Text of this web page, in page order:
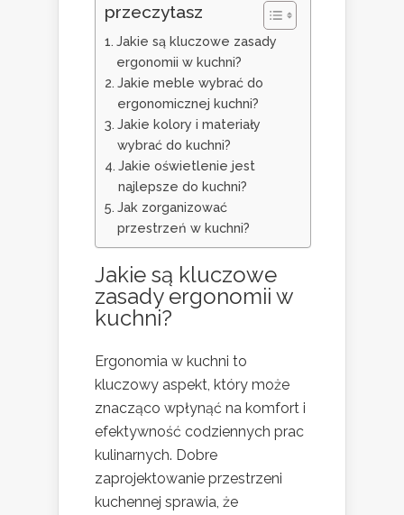
przeczytasz
Jakie są kluczowe zasady
ergonomii w kuchni?
Jakie meble wybrać do
ergonomicznej kuchni?
Jakie kolory i materiały
wybrać do kuchni?
Jakie oświetlenie jest
najlepsze do kuchni?
Jak zorganizować
przestrzeń w kuchni?
Jakie są kluczowe
zasady ergonomii w
kuchni?
Ergonomia w kuchni to
kluczowy aspekt, który może
znacząco wpłynąć na komfort i
efektywność codziennych prac
kulinarnych. Dobre
zaprojektowanie przestrzeni
kuchennej sprawia, że